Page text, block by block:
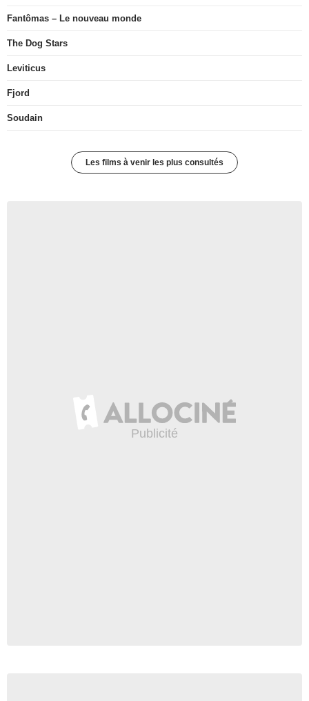
Fantômas – Le nouveau monde
The Dog Stars
Leviticus
Fjord
Soudain
Les films à venir les plus consultés